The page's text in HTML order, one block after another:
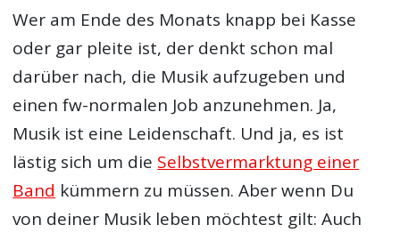
Wer am Ende des Monats knapp bei Kasse
oder gar pleite ist, der denkt schon mal
darüber nach, die Musik aufzugeben und
einen fw-normalen Job anzunehmen. Ja,
Musik ist eine Leidenschaft. Und ja, es ist
lästig sich um die Selbstvermarktung einer
Band kümmern zu müssen. Aber wenn Du
von deiner Musik leben möchtest gilt: Auch